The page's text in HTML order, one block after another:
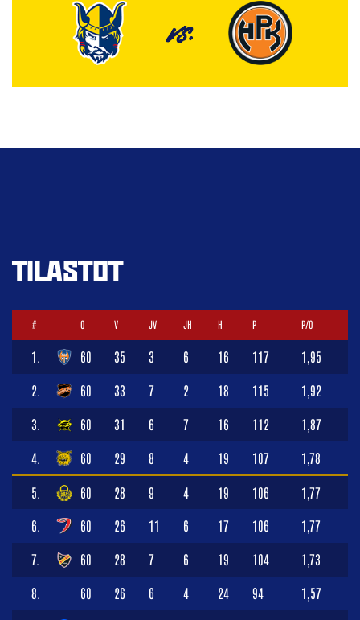
VS.
TILASTOT
# O V JV JH H P P/O
1. 60 35 3 6 16 117 1,95
2. 60 33 7 2 18 115 1,92
3. 60 31 6 7 16 112 1,87
4. 60 29 8 4 19 107 1,78
5. 60 28 9 4 19 106 1,77
6. 60 26 11 6 17 106 1,77
7. 60 28 7 6 19 104 1,73
8. 60 26 6 4 24 94 1,57